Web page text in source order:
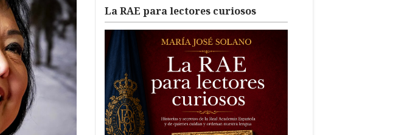
La RAE para lectores curiosos